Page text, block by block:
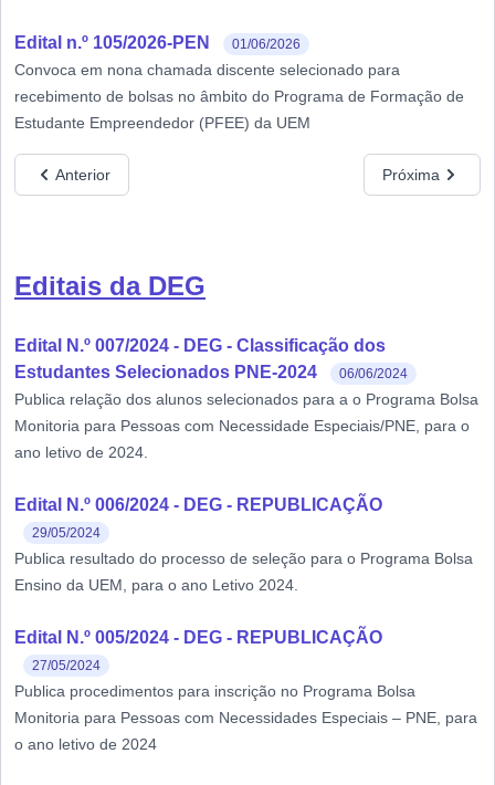
Edital n.º 105/2026-PEN 01/06/2026
Convoca em nona chamada discente selecionado para
recebimento de bolsas no âmbito do Programa de Formação de
Estudante Empreendedor (PFEE) da UEM
Anterior Próxima
Editais da DEG
Edital N.º 007/2024 - DEG - Classificação dos
Estudantes Selecionados PNE-2024
06/06/2024
Publica relação dos alunos selecionados para a o Programa Bolsa
Monitoria para Pessoas com Necessidade Especiais/PNE, para o
ano letivo de 2024.
Edital N.º 006/2024 - DEG - REPUBLICAÇÃO
29/05/2024
Publica resultado do processo de seleção para o Programa Bolsa
Ensino da UEM, para o ano Letivo 2024.
Edital N.º 005/2024 - DEG - REPUBLICAÇÃO
27/05/2024
Publica procedimentos para inscrição no Programa Bolsa
Monitoria para Pessoas com Necessidades Especiais – PNE, para
o ano letivo de 2024